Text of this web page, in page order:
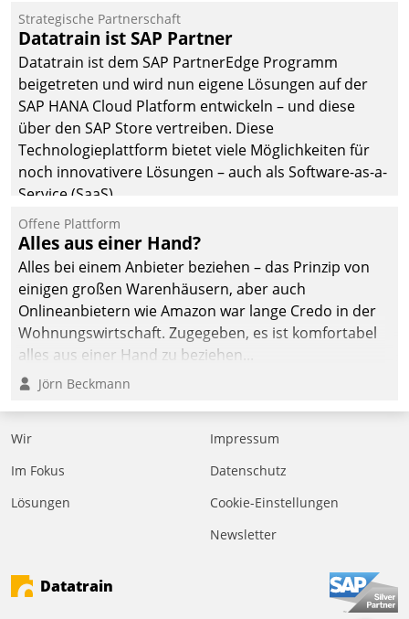
Einsparungen durch optimierte und automatisierte
Prozesse. Doch man darf nicht zu viel erwarten: Allein
mit der Einführung einer neuen Software ist es nicht
getan. Die Digitalisierung erfordert von Unternehmen
die Bereitschaft, sich zu überprüfen, zu hinterfragen
und zu verändern.
Strategische Partnerschaft
Datatrain ist SAP Partner
Datatrain ist dem SAP PartnerEdge Programm
beigetreten und wird nun eigene Lösungen auf der
SAP HANA Cloud Platform entwickeln – und diese
über den SAP Store vertreiben. Diese
Technologieplattform bietet viele Möglichkeiten für
noch innovativere Lösungen – auch als Software-as-a-
Service (SaaS).
Offene Plattform
Alles aus einer Hand?
Alles bei einem Anbieter beziehen – das Prinzip von
einigen großen Warenhäusern, aber auch
Onlineanbietern wie Amazon war lange Credo in der
Wohnungswirtschaft. Zugegeben, es ist komfortabel
alles aus einer Hand zu beziehen...
Jörn Beckmann
Wir
Im Fokus
Lösungen
Impressum
Datenschutz
Cookie-Einstellungen
Newsletter
Datatrain